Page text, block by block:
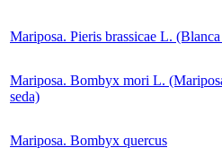
Mariposa. Pieris brassicae L.
Mariposa. Bombyx mori L.
seda)
Mariposa. Bombyx quercus